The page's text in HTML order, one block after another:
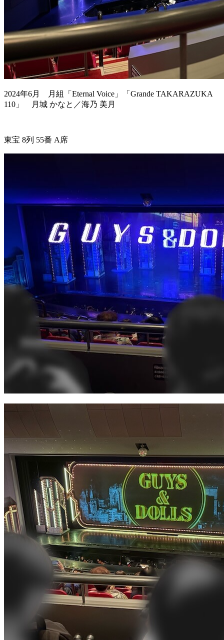
2024年6月 月組「Eternal Voice」「 Grande TAKARAZUKA
110」 月城 かなと／海乃 美月
東宝 8列 55番 A席